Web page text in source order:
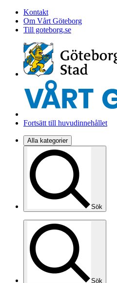
Kontakt
Om Vårt Göteborg
Till goteborg.se
Fortsätt till huvudinnehållet
Alla kategorier
Sök
Sök